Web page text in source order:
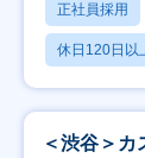
正社員採用
休日120日以
＜渋谷＞